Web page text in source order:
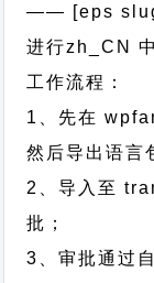
—— [eps
进行zh_CN
工作流程：
1、先在
然后导出语言
2、导入至
批；
3、审批通过